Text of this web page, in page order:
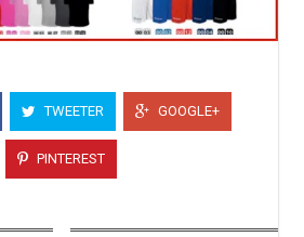
TWEETER GOOGLE+
PINTEREST